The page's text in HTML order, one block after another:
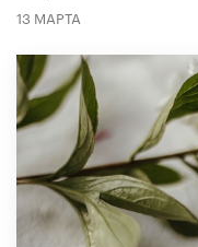
13 МАРТА